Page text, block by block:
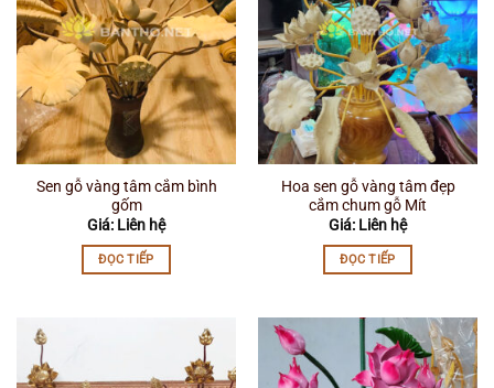
Sen gỗ vàng tâm cắm bình
gốm
Giá: Liên hệ
ĐỌC TIẾP
Hoa sen gỗ vàng tâm đẹp
cắm chum gỗ Mít
Giá: Liên hệ
ĐỌC TIẾP